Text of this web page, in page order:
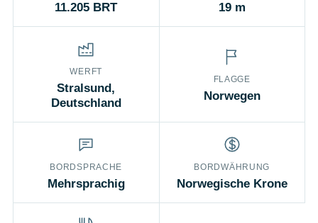
11.205 BRT 19 m
WERFT
Stralsund,
Deutschland
FLAGGE
Norwegen
BORDSPRACHE
Mehrsprachig
BORDWÄHRUNG
Norwegische Krone